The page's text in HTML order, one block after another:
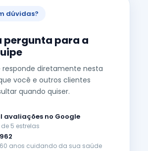
dúvidas?
pergunta para a
responde diretamente nesta
você e outros clientes
quando quiser.
avaliações no Google
5 estrelas
anos cuidando da sua saúde